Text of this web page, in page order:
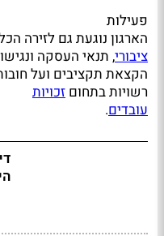
פעילות
הארגון נוגעת גם לזירה
ציבורי, תנאי העסקה
הקצאת תקציבים ועל
רשויות בתחום זכויות
עובדים.